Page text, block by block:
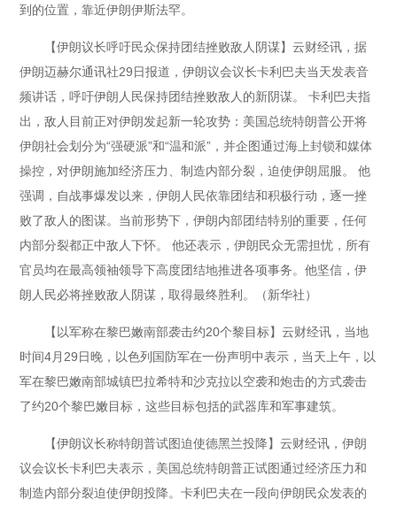
到的位置，靠近伊朗伊斯法罕。
【伊朗议长呼吁民众保持团结挫败敌人阴谋】云财经讯，据
伊朗迈赫尔通讯社29日报道，伊朗议会议长卡利巴夫当天发表音
频讲话，呼吁伊朗人民保持团结挫败敌人的新阴谋。 卡利巴夫指
出，敌人目前正对伊朗发起新一轮攻势：美国总统特朗普公开将
伊朗社会划分为“强硬派”和“温和派”，并企图通过海上封锁和媒体
操控，对伊朗施加经济压力、制造内部分裂，迫使伊朗屈服。 他
强调，自战事爆发以来，伊朗人民依靠团结和积极行动，逐一挫
败了敌人的图谋。当前形势下，伊朗内部团结特别的重要，任何
内部分裂都正中敌人下怀。 他还表示，伊朗民众无需担忧，所有
官员均在最高领袖领导下高度团结地推进各项事务。他坚信，伊
朗人民必将挫败敌人阴谋，取得最终胜利。（新华社）
【以军称在黎巴嫩南部袭击约20个黎目标】云财经讯，当地
时间4月29日晚，以色列国防军在一份声明中表示，当天上午，以
军在黎巴嫩南部城镇巴拉希特和沙克拉以空袭和炮击的方式袭击
了约20个黎巴嫩目标，这些目标包括的武器库和军事建筑。
【伊朗议长称特朗普试图迫使德黑兰投降】云财经讯，伊朗
议会议长卡利巴夫表示，美国总统特朗普正试图通过经济压力和
制造内部分裂迫使伊朗投降。卡利巴夫在一段向伊朗民众发表的